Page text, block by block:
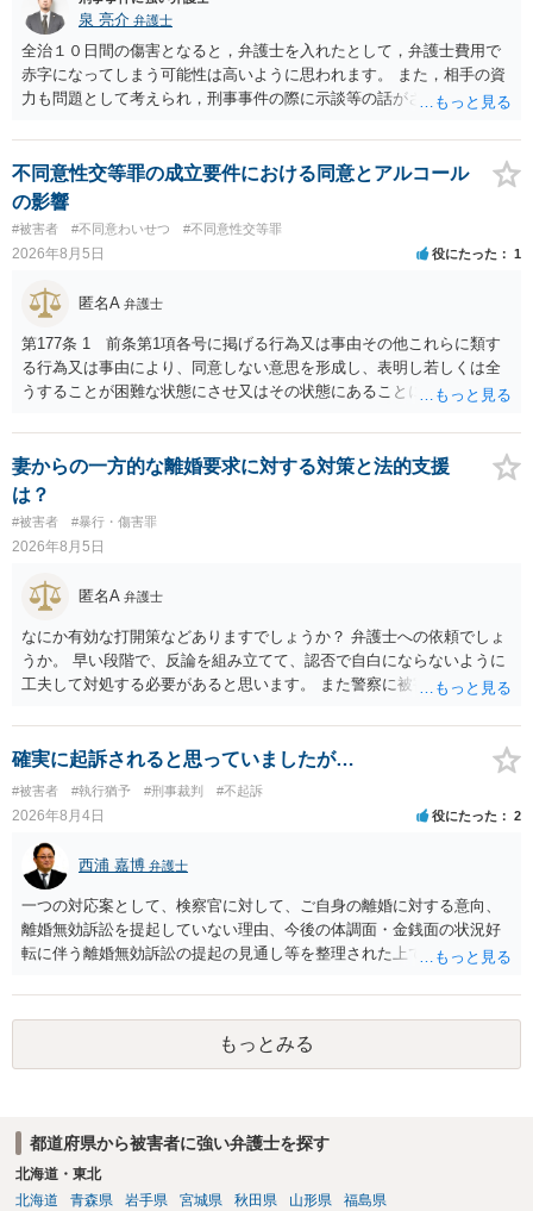
泉 亮介 弁護士
全治１０日間の傷害となると，弁護士を入れたとして，弁護士費用で
赤字になってしまう可能性は高いように思われます。 また，相手の資
力も問題として考えられ，刑事事件の際に示談等の話がされなかった
う。
不同意性交等罪の成立要件における同意とアルコール
の影響
#被害者 #不同意わいせつ #不同意性交等罪
2026年8月5日 役にたった 1
匿名A 弁護士
第177条 1 前条第1項各号に掲げる行為又は事由その他これらに類す
る行為又は事由により、同意しない意思を形成し、表明し若しくは全
うすることが困難な状態にさせ又はその状態にあることに乗じて、性
く。）若しくは物を挿入する行為であってわいせつなもの（以下この
条及び第179条第2項において「性交等」という。）をした者は、婚姻
関係の有無にかかわらず、5年以上の有期拘禁刑に処する。 第176条 1
次に掲げる行為又は事由その他これらに類する行為又は事由により、
同意しない意思を形成し、表明し若しくは全うすることが困難な状態
にさせ又はその状態にあることに乗じて、わいせつな行為をした者
は、婚姻関係の有無にかかわらず、6月以上10年以下の拘禁刑に処す
る。 ③アルコール若しくは薬物を摂取させること又はそれらの影響が
あること。 以上の通りですから、アルコール摂取だけでなく、「同意
しない意思を形成し、表明し若しくは全うすることが困難な状態」で
あることが必要です。
妻からの一方的な離婚要求に対する対策と法的支援
は？
#被害者 #暴行・傷害罪
2026年8月5日
匿名A 弁護士
なにか有効な打開策などありますでしょうか？ 弁護士への依頼でしょ
うか。 早い段階で、反論を組み立てて、認否で自白にならないように
工夫して対処する必要があると思います。 また警察に被害届を出すと
告訴状を作って証拠をそろえて出すことでしょう。
確実に起訴されると思っていましたが…
#被害者 #執行猶予 #刑事裁判 #不起訴
2026年8月4日 役にたった 2
西浦 嘉博 弁護士
一つの対応案として、検察官に対して、ご自身の離婚に対する意向、
離婚無効訴訟を提起していない理由、今後の体調面・金銭面の状況好
転に伴う離婚無効訴訟の提起の見通し等を整理された上で、書面とし
検察官の処分判断の際、相談者さんの意向を示す証拠の一つとして位
置づけられる様に思われます。 より詳細についてお聞きになりたい場
合、最寄りの法律事務所での相談を検討ください
もっとみる
都道府県から被害者に強い弁護士を探す
北海道・東北
北海道
青森県 岩手県 宮城県 秋田県 山形県 福島県